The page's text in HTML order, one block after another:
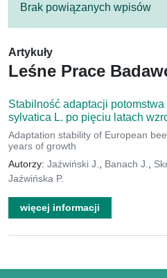
Brak powiązanych wpisów
Artykuły
Leśne Prace
Stabilność adaptacji
sylvatica L. po pięciu latach
Adaptation stability of European
years of growth
Autorzy: Jaźwiński J. Banach J.
Jaźwińska P.
więcej informacji